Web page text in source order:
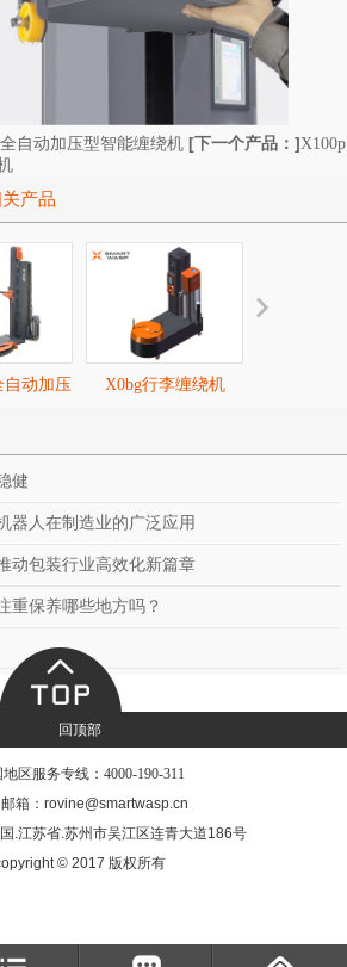
全自动加压型智能缠绕机 [下一个产品：]X100p
产品
自动加压 X0bg行李缠绕机
健
器人在制造业的广泛应用
动包装行业高效化新篇章
重保养哪些地方吗？
回顶部
区服务专线： 4000-190-311
箱：rovine@smartwasp.cn
.江苏省.苏州市吴江区连青大道186号
© 2017 版权所有